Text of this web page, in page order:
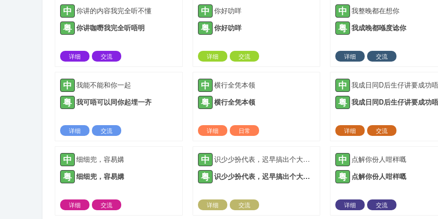
中 你讲的内容我完全听不懂
粤 你讲咖嘢我完全听唔明
详细
交流
中 你好叻咩
粤 你好叻咩
详细
交流
中 我整晚都在想你
粤 我成晚都喺度谂你
详细
交流
中 我能不能和你一起
粤 我可唔可以同你起埋一齐
详细
交流
中 横行全凭本领
粤 横行全凭本领
详细
日常
中
粤
详细
交流
中 细细兜，容易媾
粤 细细兜，容易媾
详细
交流
中 识少少扮代表，迟早搞出个大头佛
粤 识少少扮代表，迟早搞出个大头佛
详细
交流
中 点解你份人咁样嘅
粤 点解你份人咁样嘅
详细
交流